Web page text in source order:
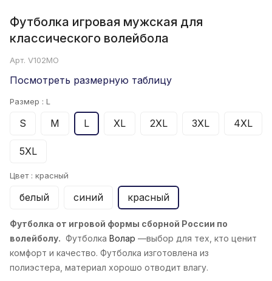
Футболка игровая мужская для
классического волейбола
Арт. V102MO
Посмотреть размерную таблицу
Размер : L
S M L XL 2XL 3XL 4XL
5XL
Цвет : красный
белый синий красный
Футболка от игровой формы сборной России по
волейболу. Футболка Волар —выбор для тех, кто ценит
комфорт и качество. Футболка изготовлена из
полиэстера, материал хорошо отводит влагу.